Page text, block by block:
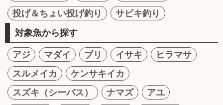
投げ＆ちょい投げ釣り
サビキ釣り
対象魚から探す
アジ マダイ ブリ イサキ
ヒラマサ
スルメイカ
ケンサキイカ
スズキ（シーバス）
ナマズ
アユ